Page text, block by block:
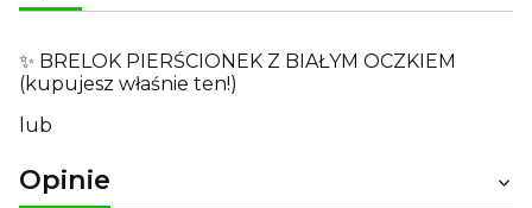
✨ BRELOK PIERŚCIONEK Z BIAŁYM OCZKIEM
(kupujesz właśnie ten!)
lub
Opinie